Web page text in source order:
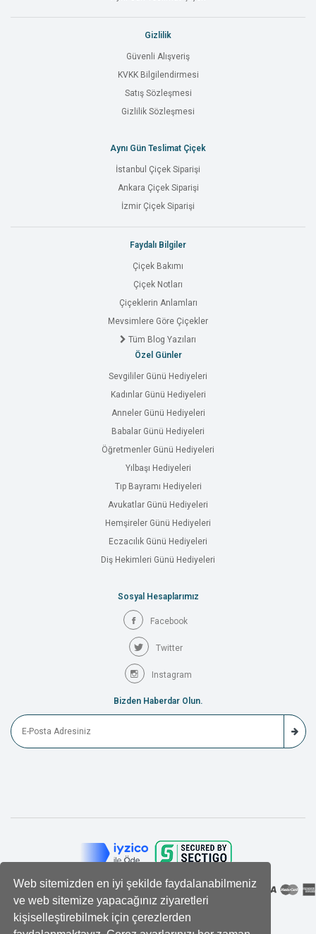
Web sitemizden en iyi şekilde faydalanabilmeniz
ve web sitemize yapacağınız ziyaretleri
kişiselleştirebilmek için çerezlerden
Gizlilik
Güvenli Alışveriş
KVKK Bilgilendirmesi
Satış Sözleşmesi
Gizlilik Sözleşmesi
Aynı Gün Teslimat Çiçek
İstanbul Çiçek Siparişi
Ankara Çiçek Siparişi
İzmir Çiçek Siparişi
Faydalı Bilgiler
Çiçek Bakımı
Çiçek Notları
Çiçeklerin Anlamları
Mevsimlere Göre Çiçekler
Tüm Blog Yazıları
Özel Günler
Sevgililer Günü Hediyeleri
Kadınlar Günü Hediyeleri
Anneler Günü Hediyeleri
Babalar Günü Hediyeleri
Öğretmenler Günü Hediyeleri
Yılbaşı Hediyeleri
Tıp Bayramı Hediyeleri
Avukatlar Günü Hediyeleri
Hemşireler Günü Hediyeleri
Eczacılık Günü Hediyeleri
Diş Hekimleri Günü Hediyeleri
Sosyal Hesaplarımız
Facebook
Twitter
Instagram
Bizden Haberdar Olun.